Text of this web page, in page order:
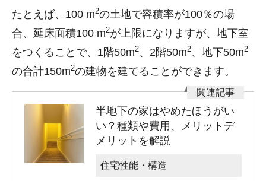
たとえば、100 m2の土地で容積率が100％の場
合、延床面積100 m2が上限になりますが、地下室
をつくることで、1階50m2、2階50m2、地下50m2
の合計150m2の建物を建てることができます。
半地下の家はやめたほうがい
い？種類や費用、メリットデ
メリットを解説
住宅性能・構造